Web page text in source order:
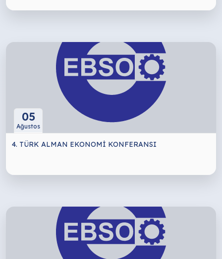
05
Ağustos
4. TÜRK ALMAN EKONOMİ KONFERANSI